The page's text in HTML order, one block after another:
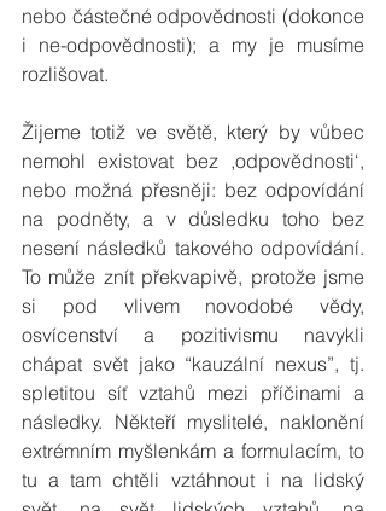
nebo částečné odpovědnosti (dokonce
i ne-odpovědnosti); a my je musíme
rozlišovat.
Žijeme totiž ve světě, který by vůbec
nemohl existovat bez ,odpovědnosti‘,
nebo možná přesněji: bez odpovídání
na podněty, a v důsledku toho bez
nesení následků takového odpovídání.
To může znít překvapivě, protože jsme
si pod vlivem novodobé vědy,
osvícenství a pozitivismu navykli
chápat svět jako “kauzální nexus”, tj.
spletitou síť vztahů mezi příčinami a
následky. Někteří myslitelé, naklonění
extrémním myšlenkám a formulacím, to
tu a tam chtěli vztáhnout i na lidský